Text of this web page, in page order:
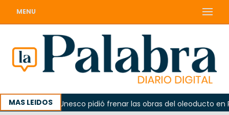
MENU
MAS LEIDOSLa Unesco pidió frenar las obras del oleoducto en